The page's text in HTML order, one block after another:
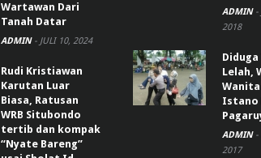
Wartawan Dari
Tanah Datar
ADMIN - JULI 10, 2024
Rudi Kristiawan
Karutan Luar
Biasa, Ratusan
WRB Situbondo
tertib dan kompak
“Nyate Bareng”
ADMIN -
2018
Lelah,
Wanita
Istano
ADMIN -
2017